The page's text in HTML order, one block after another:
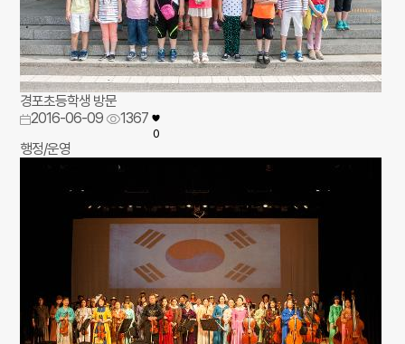
경포초등학생 방문
2016-06-09
1367
0
행정/운영